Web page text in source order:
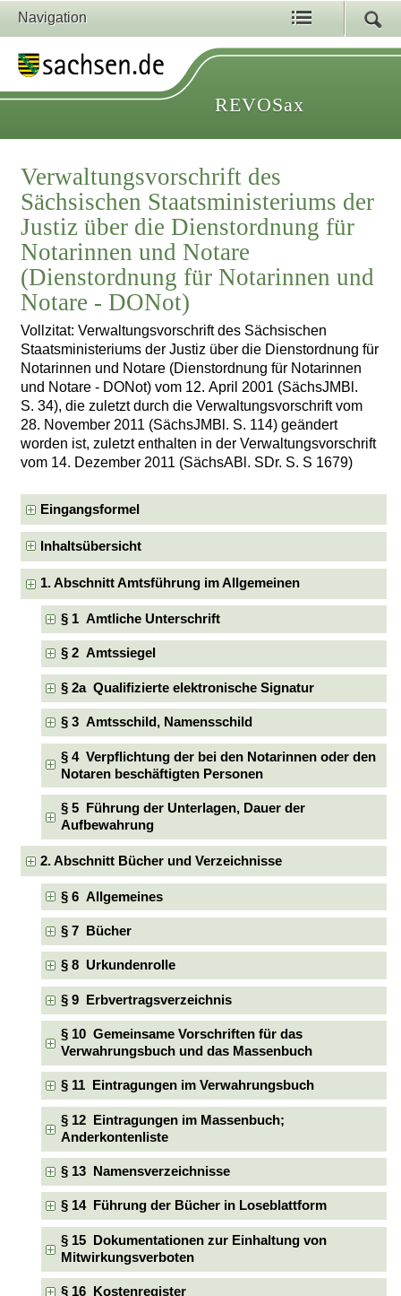
Navigation
REVOSax
Verwaltungsvorschrift des
Sächsischen Staatsministeriums der
Justiz über die Dienstordnung für
Notarinnen und Notare
(Dienstordnung für Notarinnen und
Notare - DONot)
Vollzitat: Verwaltungsvorschrift des Sächsischen
Staatsministeriums der Justiz über die Dienstordnung für
Notarinnen und Notare (Dienstordnung für Notarinnen
und Notare - DONot) vom 12. April 2001 (SächsJMBl.
S. 34), die zuletzt durch die Verwaltungsvorschrift vom
28. November 2011 (SächsJMBl. S. 114) geändert
worden ist, zuletzt enthalten in der Verwaltungsvorschrift
vom 14. Dezember 2011 (SächsABl. SDr. S. S 1679)
Eingangsformel
Inhaltsübersicht
1. Abschnitt Amtsführung im Allgemeinen
§ 1 Amtliche Unterschrift
§ 2 Amtssiegel
§ 2a Qualifizierte elektronische Signatur
§ 3 Amtsschild, Namensschild
§ 4 Verpflichtung der bei den Notarinnen oder den
Notaren beschäftigten Personen
§ 5 Führung der Unterlagen, Dauer der
Aufbewahrung
2. Abschnitt Bücher und Verzeichnisse
§ 6 Allgemeines
§ 7 Bücher
§ 8 Urkundenrolle
§ 9 Erbvertragsverzeichnis
§ 10 Gemeinsame Vorschriften für das
Verwahrungsbuch und das Massenbuch
§ 11 Eintragungen im Verwahrungsbuch
§ 12 Eintragungen im Massenbuch;
Anderkontenliste
§ 13 Namensverzeichnisse
§ 14 Führung der Bücher in Loseblattform
§ 15 Dokumentationen zur Einhaltung von
Mitwirkungsverboten
§ 16 Kostenregister